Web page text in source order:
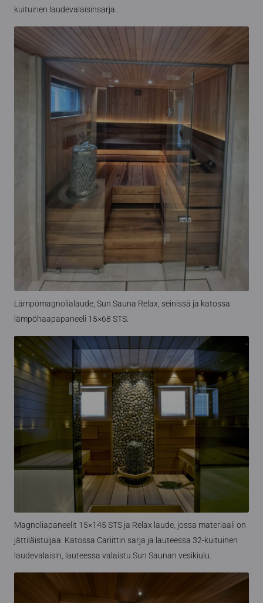
kuituinen laudevalaisinsarja..
Lämpömagnolialaude, Sun Sauna Relax, seinissä ja katossa
lämpöhaapapaneeli 15×68 STS.
Magnoliapaneelit 15×145 STS ja Relax laude, jossa materiaali on
jättiläistuijaa. Katossa Cariittin sarja ja lauteessa 32-kuituinen
laudevalaisin, lauteessa valaistu Sun Saunan vesikiulu.